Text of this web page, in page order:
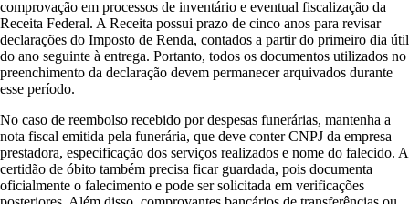
comprovação em processos de inventário e eventual fiscalização da
Receita Federal. A Receita possui prazo de cinco anos para revisar
declarações do Imposto de Renda, contados a partir do primeiro dia útil
do ano seguinte à entrega. Portanto, todos os documentos utilizados no
preenchimento da declaração devem permanecer arquivados durante
esse período.
No caso de reembolso recebido por despesas funerárias, mantenha a
nota fiscal emitida pela funerária, que deve conter CNPJ da empresa
prestadora, especificação dos serviços realizados e nome do falecido. A
certidão de óbito também precisa ficar guardada, pois documenta
oficialmente o falecimento e pode ser solicitada em verificações